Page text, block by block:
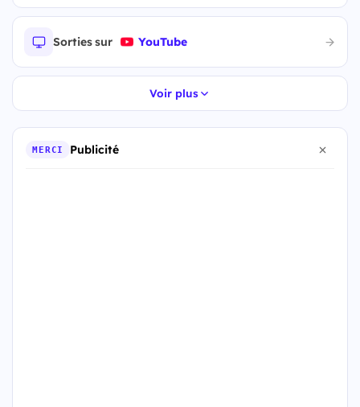
Sorties sur YouTube
Voir plus
MERCI Publicité